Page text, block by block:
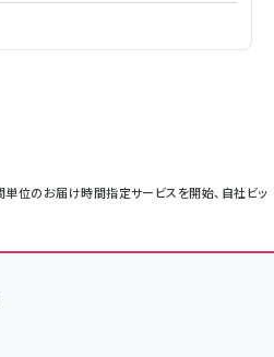
位のお届け時間指定サービスを開始、自社ビッ